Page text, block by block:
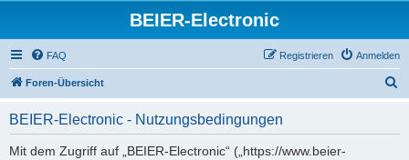
BEIER-Electronic
FAQ Anmelden
Registrieren
Foren-Übersicht
BEIER-Electronic - Nutzungsbedingungen
Mit dem Zugriff auf „BEIER-Electronic“ („https://www.beier-